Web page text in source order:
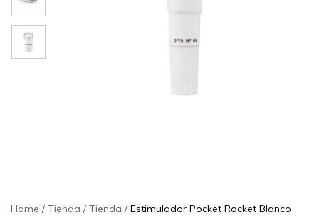
Home Tienda Tienda Estimulador Pocket Rocket Blanco